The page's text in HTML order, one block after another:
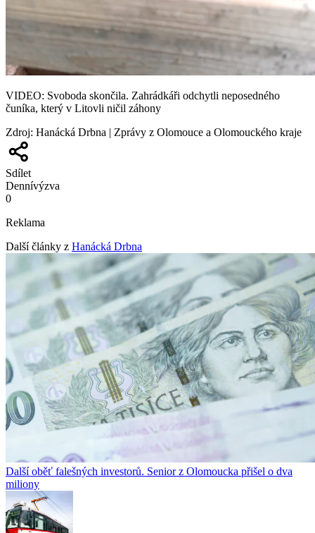
VIDEO: Svoboda skončila. Zahrádkáři odchytli neposedného
čuníka, který v Litovli ničil záhony
Zdroj: Hanácká Drbna | Zprávy z Olomouce a Olomouckého kraje
Sdílet
Dennívýzva
0
Reklama
Další články z Hanácká Drbna
Další oběť falešných investorů. Senior z Olomoucka přišel o dva
miliony